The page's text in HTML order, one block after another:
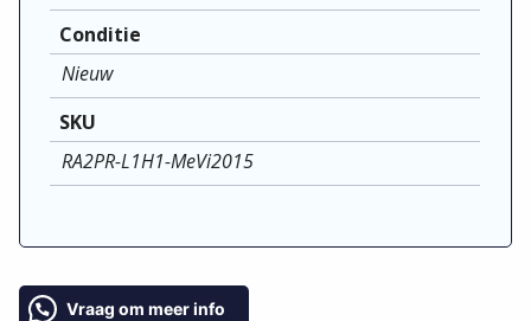
Conditie
Nieuw
SKU
RA2PR-L1H1-MeVi2015
Vraag om meer info